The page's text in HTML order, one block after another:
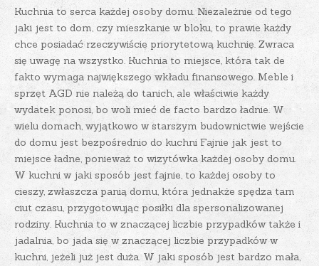
Kuchnia to serca każdej osoby domu. Niezależnie od tego
jaki jest to dom, czy mieszkanie w bloku, to prawie każdy
chce posiadać rzeczywiście priorytetową kuchnię. Zwraca
się uwagę na wszystko. Kuchnia to miejsce, która tak de
fakto wymaga największego wkładu finansowego. Meble i
sprzęt AGD nie należą do tanich, ale właściwie każdy
wydatek ponosi, bo woli mieć de facto bardzo ładnie. W
wielu domach, wyjątkowo w starszym budownictwie wejście
do domu jest bezpośrednio do kuchni Fajnie jak jest to
miejsce ładne, ponieważ to wizytówka każdej osoby domu.
W kuchni w jaki sposób jest fajnie, to każdej osoby to
cieszy, zwłaszcza panią domu, która jednakże spędza tam
ciut czasu, przygotowując posiłki dla spersonalizowanej
rodziny. Kuchnia to w znaczącej liczbie przypadków także i
jadalnia, bo jada się w znaczącej liczbie przypadków w
kuchni, jeżeli już jest duża. W jaki sposób jest bardzo mała,